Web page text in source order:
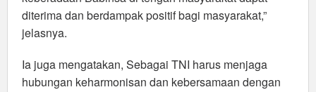
diterima dan berdampak positif bagi masyarakat,”
jelasnya.
Ia juga mengatakan, Sebagai TNI harus menjaga
hubungan keharmonisan dan kebersamaan dengan